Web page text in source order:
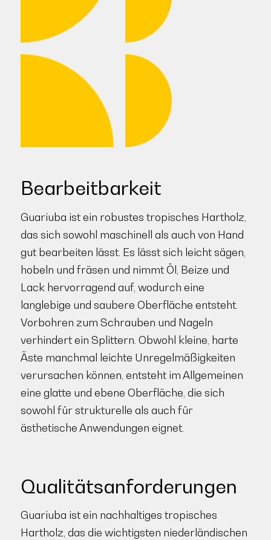
Bearbeitbarkeit
Guariuba ist ein robustes tropisches Hartholz,
das sich sowohl maschinell als auch von Hand
gut bearbeiten lässt. Es lässt sich leicht sägen,
hobeln und fräsen und nimmt Öl, Beize und
Lack hervorragend auf, wodurch eine
langlebige und saubere Oberfläche entsteht.
Vorbohren zum Schrauben und Nageln
verhindert ein Splittern. Obwohl kleine, harte
Äste manchmal leichte Unregelmäßigkeiten
verursachen können, entsteht im Allgemeinen
eine glatte und ebene Oberfläche, die sich
sowohl für strukturelle als auch für
ästhetische Anwendungen eignet.
Qualitätsanforderungen
Guariuba ist ein nachhaltiges tropisches
Hartholz, das die wichtigsten niederländischen